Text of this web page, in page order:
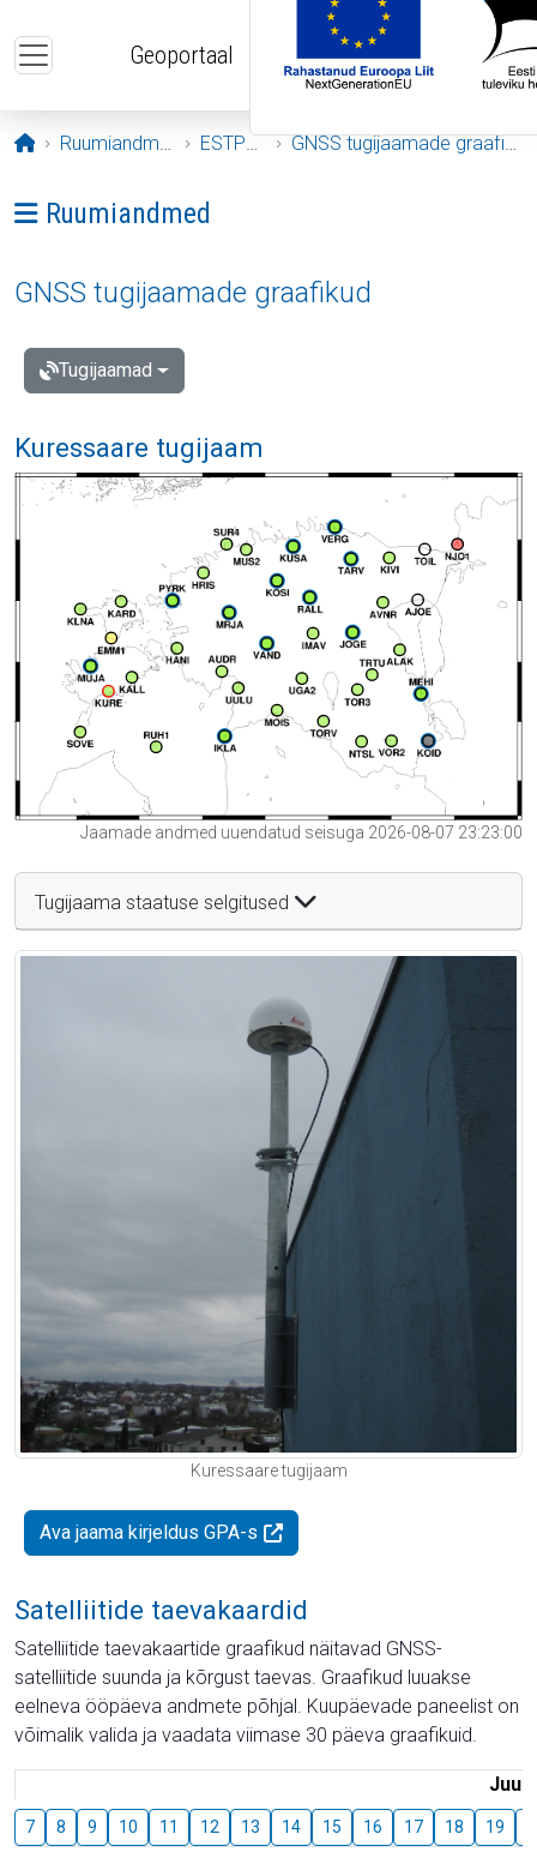
Geoportaal
Avaleht
Ruumiandmed ESTPOS GNSS tugijaamade graafikud
Ava menüü: Ruumiandmed
Ruumiandmed
GNSS tugijaamade graafikud
Tugijaamad
Kuressaare tugijaam
Jaamade andmed uuendatud seisuga 2026-08-07 23:23:00
Tugijaama staatuse selgitused
Kuressaare tugijaam
Ava jaama kirjeldus GPA-s
Satelliitide taevakaardid
Satelliitide taevakaartide graafikud näitavad GNSS-
satelliitide suunda ja kõrgust taevas. Graafikud luuakse
eelneva ööpäeva andmete põhjal. Kuupäevade paneelist on
võimalik valida ja vaadata viimase 30 päeva graafikuid.
Juuli
7 8 9 10 11 12 13 14 15 16 17 18 19